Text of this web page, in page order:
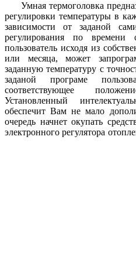
Умная термоголовка
регулировки температуры в
зависимости от заданой
регулирования по
пользователь исходя из
или месяца, может
заданную температуру с
заданой програме
соответствующее
Установленный
обеспечит Вам не мало
очередь начнет окупать
электронного регулятора